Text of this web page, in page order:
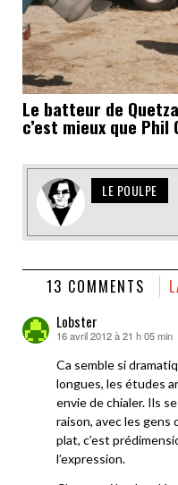
Le batteur de
c’est mieux que Phil
LE POULPE
13 COMMENTS
Lobster
dit :
16 avril 2012 à 21 h 05 min
Ca semble si
longues, les études
envie de chialer. Ils
raison, avec les gens
plat, c’est
l’expression.